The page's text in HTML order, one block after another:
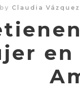
Claudia Vázquez
en